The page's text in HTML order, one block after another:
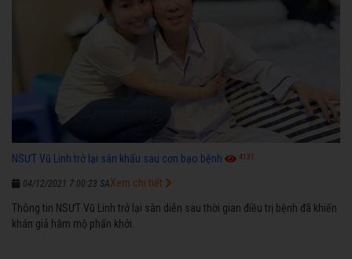
NSƯT Vũ Linh trở lại sân khấu sau cơn bạo bệnh 4131
04/12/2021 7:00:23 SA
Thông tin NSƯT Vũ Linh trở lại sàn diễn sau thời gian điều trị bệnh đã khiến
khán giả hâm mộ phấn khởi.
Xem chi tiết